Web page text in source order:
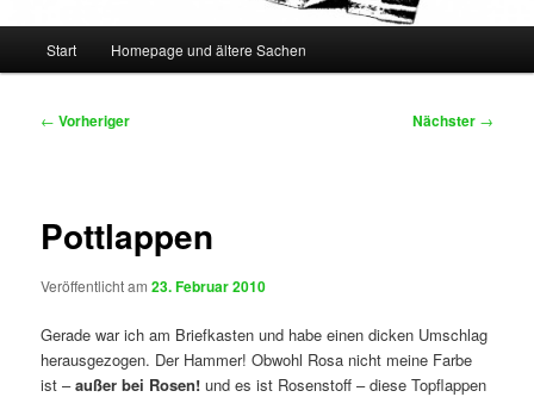
Start Homepage und ältere Sachen
Beitragsnavigation
← Vorheriger Nächster →
Pottlappen
Veröffentlicht am23. Februar 2010
Gerade war ich am Briefkasten und habe einen dicken Umschlag
herausgezogen. Der Hammer! Obwohl Rosa nicht meine Farbe
ist –außer bei Rosen! und es ist Rosenstoff – diese Topflappen